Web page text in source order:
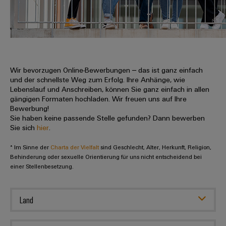
erlebbar
werden.
Datencenter
Produkte
für
Rechenzentren
–
effizient,
zuverlässig,
skalierbar
Energiespeicher
Lösungen
und
Anschlusstechnologie
DC-
u-
OS
Edge
Computing
Industrial
5G
Single
Leiterplattenklemmen
Gehäusesysteme
komponenten
Kabeleinführungssysteme
und
-
komponenten
Anschlussleitungen,
Patchkabel
Fast
Delivery
Beratung
und
digitale
Planung
easyConnect
-
Ihre
uns
Promotionfahrzeug
Distribution
Info
für
unsere
Partner
Vertrieb
Weidmüller
Zahlen
Unser
Vorstand
Nachhaltigkeit
Academy
People
Karriere
Stellen
für
Berufserfahrene
Für
Studierende
Werkstudententätigkeiten
Praktika
Abschlussarbeiten
Wir bevorzugen Online-Bewerbungen – das ist ganz einfach
und der schnellste Weg zum Erfolg. Ihre Anhänge, wie
Lebenslauf und Anschreiben, können Sie ganz einfach in allen
gängigen Formaten hochladen. Wir freuen uns auf Ihre
Bewerbung!
Sie haben keine passende Stelle gefunden? Dann bewerben
Sie sichhier
* Im Sinne der Charta der Vielfalt sind Geschlecht, Alter, Herkunft, Religion,
Behinderung oder sexuelle Orientierung für uns nicht entscheidend bei
einer Stellenbesetzung.
Land